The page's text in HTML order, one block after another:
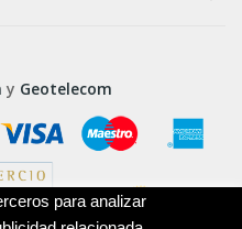
para analizar
y Geotelecom